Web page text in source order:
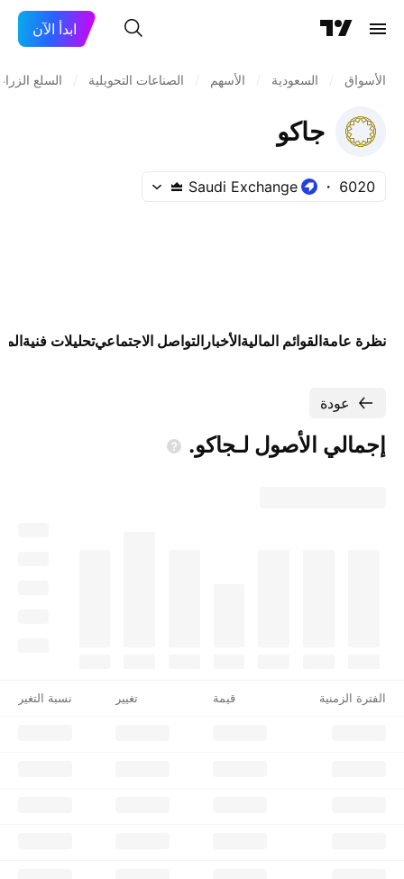
ابدأ الآن
الأسواق السعودية الأسهم الصناعات التحويلية السلع
جاكو
6020
Saudi Exchange
نظرة عامةالقوائم الماليةالأخبار التواصل الاجتماعيتحليلات فنية
عودة
إجمالي الأصول لـ‎جاكو‎.
الفترة الزمنية قيمة تغيير نسبة التغير